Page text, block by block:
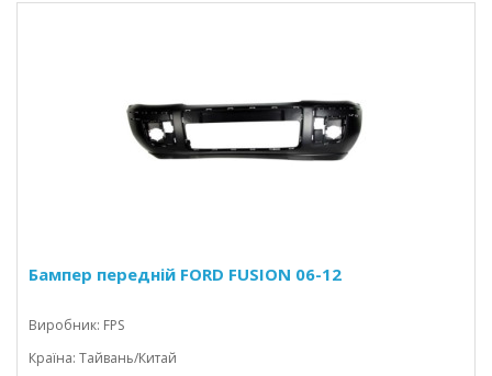
Бампер передній FORD FUSION 06-12
Виробник: FPS
Країна: Тайвань/Китай